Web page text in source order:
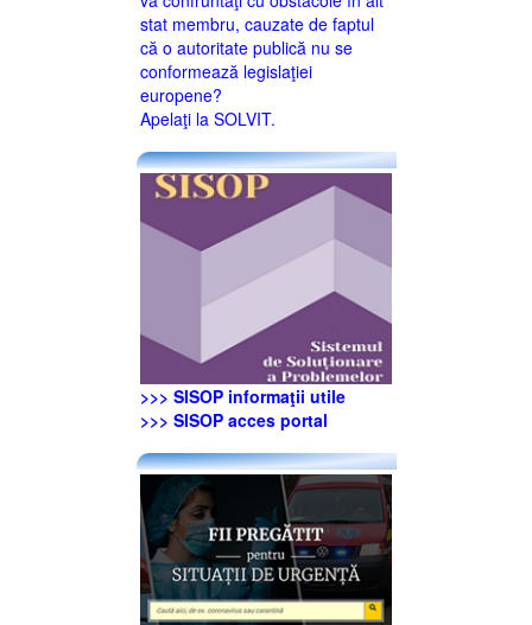
stat membru, cauzate de faptul
că o autoritate publică nu se
conformează legislaţiei
europene?
Apelaţi la SOLVIT.
>>> SISOP informaţii utile
>>> SISOP acces portal